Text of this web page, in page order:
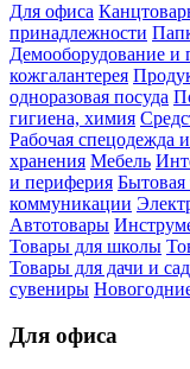
Для офиса
принадлежности
Демооборудование и
кожгалантерея
одноразовая посуда
гигиена, химия
Рабочая спецодежда
хранения Мебель
и периферия Бытовая
коммуникации
Автотовары
Товары для школы
Товары для дачи и
сувениры
Для офиса